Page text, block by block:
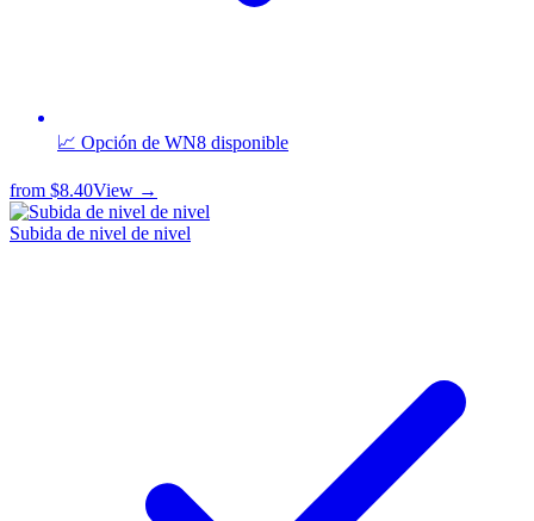
📈 Opción de WN8 disponible
from $8.40View →
Subida de nivel de nivel